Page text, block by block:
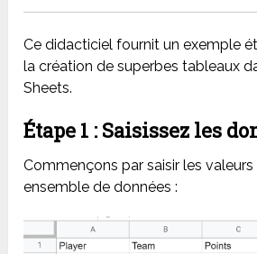
Ce didacticiel fournit un exemple
la création de superbes tableaux
Sheets.
Étape 1 : Saisissez les
Commençons par saisir les valeurs
ensemble de données :